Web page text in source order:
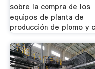
sobre la compra de los
equipos de planta de
producción de plomo y